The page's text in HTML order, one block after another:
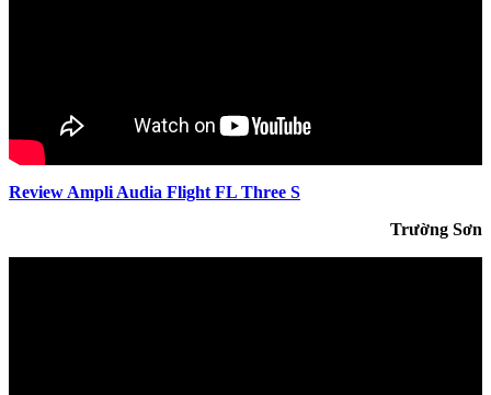
Review Ampli Audia Flight FL Three S
Trường Sơn